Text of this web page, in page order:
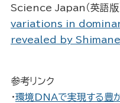
Science Japan（英語版
variations in
revealed by
参考リンク
・環境DNAで実現する豊